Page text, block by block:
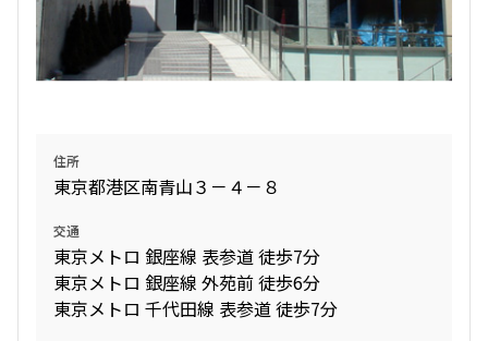
住所
東京都港区南青山３－４－８
交通
東京メトロ 銀座線 表参道 徒歩7分
東京メトロ 銀座線 外苑前 徒歩6分
東京メトロ 千代田線 表参道 徒歩7分